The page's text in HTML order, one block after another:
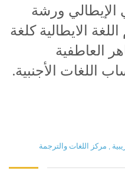
الإيطالي ورشة
الايطالية كلغة
العاطفية
اللغات الأجنبية.
, مركز اللغات والترجمة